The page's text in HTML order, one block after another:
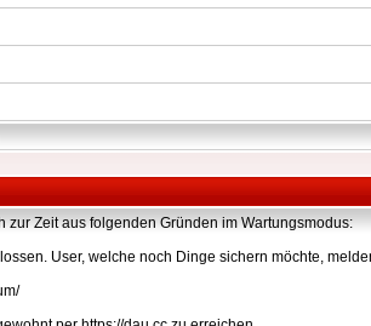
zur Zeit aus folgenden Gründen im Wartungsmodus:
User, welche noch Dinge sichern möchte,